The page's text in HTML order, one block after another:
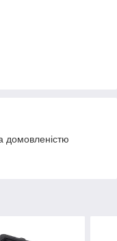
домовленістю